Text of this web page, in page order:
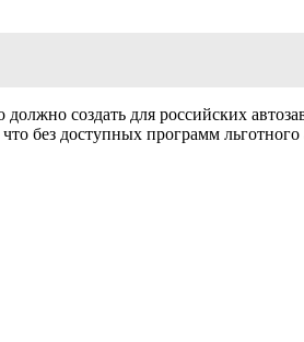
создать для российских
без доступных программ